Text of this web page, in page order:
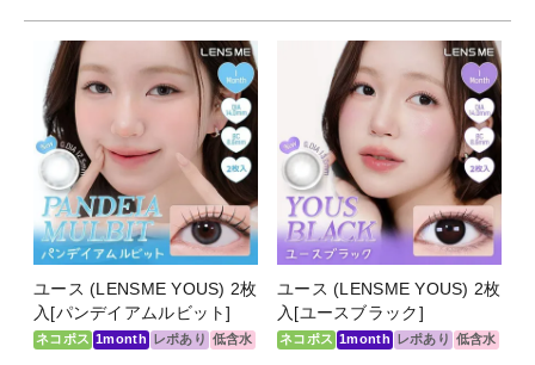
ユース (LENSME YOUS) 2枚
入[パンデイアムルビット]
ネコポス 1month レポあり 低含水
ユース (LENSME YOUS) 2枚
入[ユースブラック]
ネコポス 1month レポあり 低含水